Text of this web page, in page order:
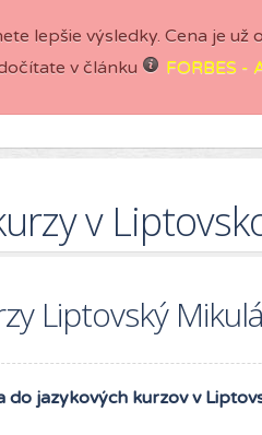
lepšie výsledky. Cena je už
v článku
FORBES -
v
Liptovský
do jazykových kurzov v